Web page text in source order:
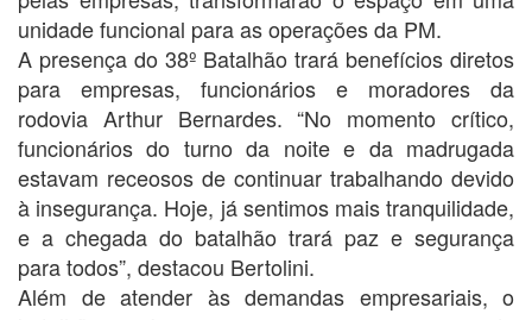
unidade funcional para as operações da PM.
A presença do 38º Batalhão trará benefícios diretos
para empresas, funcionários e moradores da
rodovia Arthur Bernardes. “No momento crítico,
funcionários do turno da noite e da madrugada
estavam receosos de continuar trabalhando devido
à insegurança. Hoje, já sentimos mais tranquilidade,
e a chegada do batalhão trará paz e segurança
para todos”, destacou Bertolini.
Além de atender às demandas empresariais, o